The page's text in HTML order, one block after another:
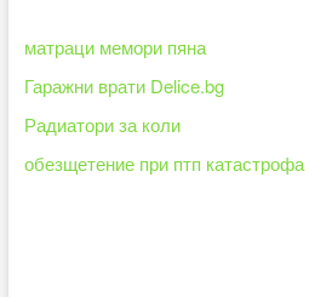
матраци мемори пяна
Гаражни врати Delice.bg
Радиатори за коли
обезщетение при птп катастрофа